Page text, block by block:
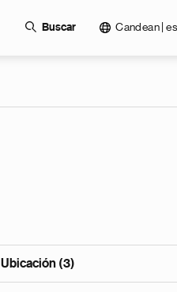
Buscar Candean | es
Ubicación (3)